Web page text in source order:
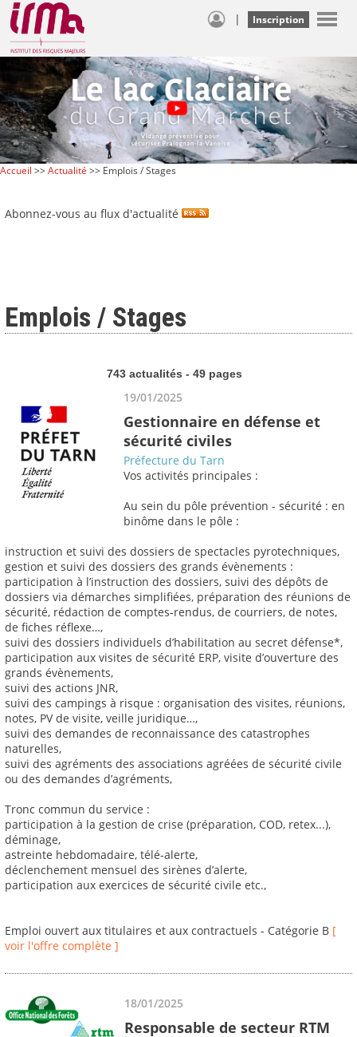
| Inscription
Accueil >>Actualité >> Emplois / Stages
Abonnez-vous au flux d'actualité
Emplois / Stages
743 actualités - 49 pages
19/01/2025
Gestionnaire en défense et
sécurité civiles
Préfecture du Tarn
Vos activités principales :
Au sein du pôle prévention - sécurité : en
binôme dans le pôle :
instruction et suivi des dossiers de spectacles pyrotechniques,
gestion et suivi des dossiers des grands évènements :
participation à l’instruction des dossiers, suivi des dépôts de
dossiers via démarches simplifiées, préparation des réunions de
sécurité, rédaction de comptes-rendus, de courriers, de notes,
de fiches réflexe…,
suivi des dossiers individuels d’habilitation au secret défense*,
participation aux visites de sécurité ERP, visite d’ouverture des
grands évènements,
suivi des actions JNR,
suivi des campings à risque : organisation des visites, réunions,
notes, PV de visite, veille juridique…,
suivi des demandes de reconnaissance des catastrophes
naturelles,
suivi des agréments des associations agréées de sécurité civile
ou des demandes d’agréments,
Tronc commun du service :
participation à la gestion de crise (préparation, COD, retex...),
déminage,
astreinte hebdomadaire, télé-alerte,
déclenchement mensuel des sirènes d’alerte,
participation aux exercices de sécurité civile etc.,
Emploi ouvert aux titulaires et aux contractuels - Catégorie B [
voir l'offre complète ]
18/01/2025
Responsable de secteur RTM